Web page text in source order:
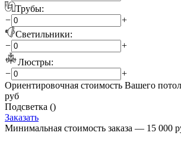
Трубы:
−
+
Светильники:
−
+
Люстры:
−
+
Ориентировочная стоимость Вашего
руб
Подсветка ()
Заказать
Минимальная стоимость заказа — 15 000